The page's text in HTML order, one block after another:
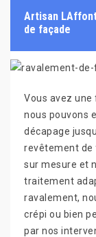
Artisan
de façade
Vous avez une
nous pouvons
décapage
revêtement de
sur mesure et
traitement
ravalement,
crépi ou bien
par nos